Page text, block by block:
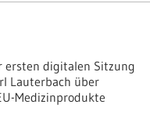
ersten digitalen Sitzung
Lauterbach über
Medizinprodukte